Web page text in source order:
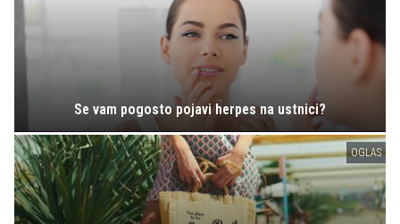
Se vam pogosto pojavi herpes na ustnici?
OGLAS